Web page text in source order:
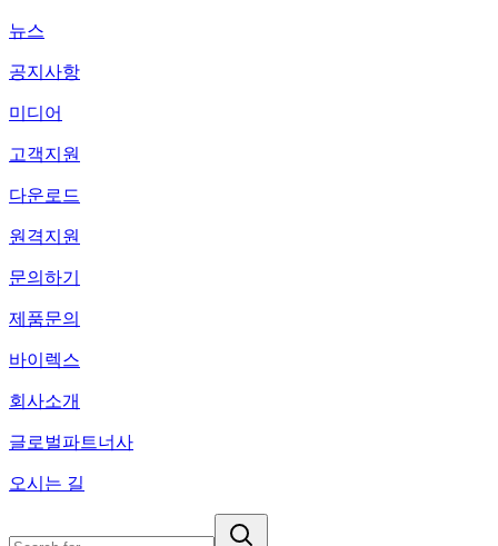
뉴스
공지사항
미디어
고객지원
다운로드
원격지원
문의하기
제품문의
바이렉스
회사소개
글로벌파트너사
오시는 길